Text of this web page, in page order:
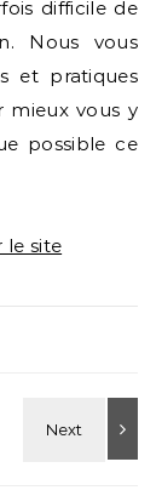
difficile de
Nous vous
et pratiques
mieux vous y
possible ce
le site